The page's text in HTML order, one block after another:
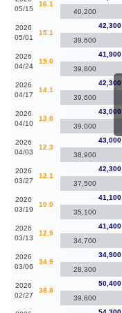
05/15
16.1
40,200
2026
05/01
15.1
42,300
39,600
2026
04/24
15.0
41,900
39,800
2026
04/17
14.1
42,300
39,600
2026
04/10
13.0
43,000
39,000
2026
04/03
12.3
43,000
38,900
2026
03/27
12.1
42,300
37,500
2026
03/19
10.0
41,100
35,100
2026
03/13
12.9
41,400
34,700
2026
03/06
34.9
34,900
28,300
2026
02/27
38.8
50,400
39,600